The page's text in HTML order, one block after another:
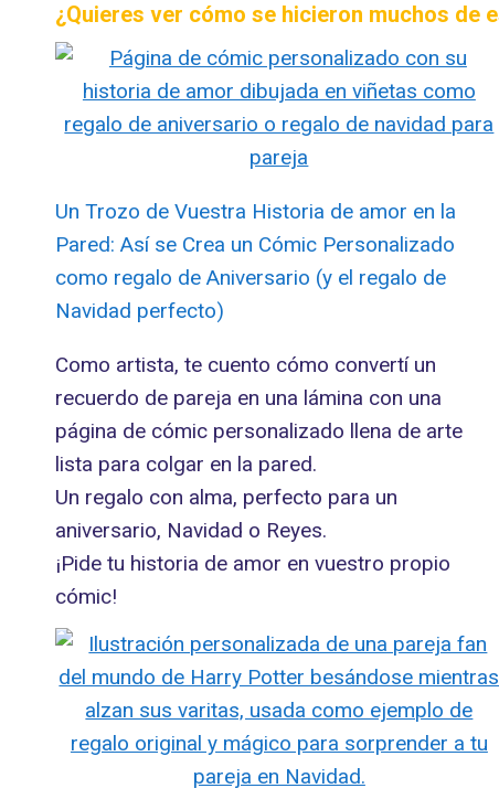
¿Quieres ver cómo se hicieron muchos de
Un Trozo de Vuestra Historia de amor en la
Pared: Así se Crea un Cómic Personalizado
como regalo de Aniversario (y el regalo de
Navidad perfecto)
Como artista, te cuento cómo convertí un
recuerdo de pareja en una lámina con una
página de cómic personalizado llena de arte
lista para colgar en la pared.
Un regalo con alma, perfecto para un
aniversario, Navidad o Reyes.
¡Pide tu historia de amor en vuestro propio
cómic!